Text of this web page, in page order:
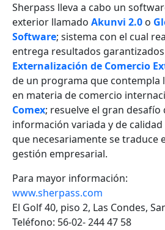
Sherpass lleva a cabo un
exterior llamado Akunvi 2.0 o
Software; sistema con el cual
entrega resultados
Externalización de Comercio
de un programa que contempla
en materia de comercio
Comex; resuelve el gran
información variada y de
que necesariamente se traduce
gestión empresarial.
Para mayor información:
www.sherpass.com
El Golf 40, piso 2, Las Condes,
Teléfono: 56-02- 244 47 58